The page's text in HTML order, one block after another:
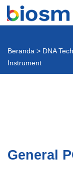
Beranda > DNA Tech
Instrument
General